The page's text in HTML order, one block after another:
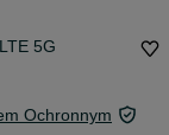
5G
Ochronnym